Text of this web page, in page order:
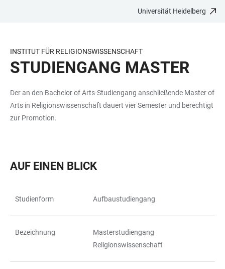
BARRIEREFREIHEIT
Universität Heidelberg
INSTITUT FÜR RELIGIONSWISSENSCHAFT
STUDIENGANG MASTER
Der an den Bachelor of Arts-Studiengang anschließende Master of
Arts in Religionswissenschaft dauert vier Semester und berechtigt
zur Promotion.
AUF EINEN BLICK
Studienform Aufbaustudiengang
Bezeichnung
Masterstudiengang
Religionswissenschaft